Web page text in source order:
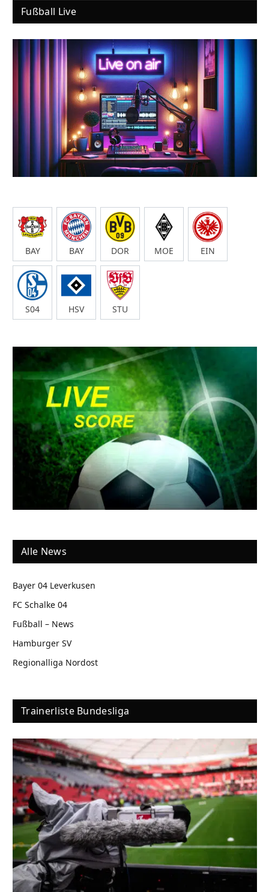
Fußball Live
BAY BAY DOR MOE EIN
S04 HSV STU
Alle News
Bayer 04 Leverkusen
FC Schalke 04
Fußball – News
Hamburger SV
Regionalliga Nordost
Trainerliste Bundesliga